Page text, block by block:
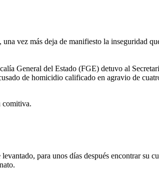
vez más deja de manifiesto la inseguridad
General del Estado (FGE) detuvo al
de homicidio calificado en agravio de
comitiva.
para unos días después encontrar su